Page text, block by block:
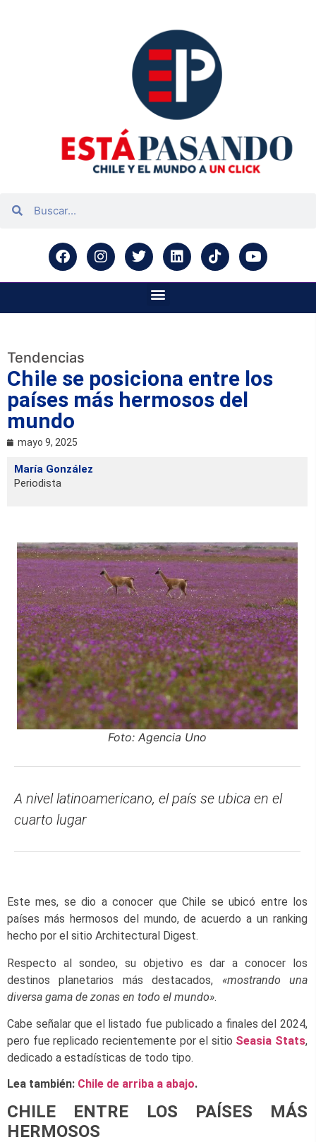
Tendencias
Chile se posiciona entre los
países más hermosos del
mundo
mayo 9, 2025
María González
Periodista
Foto: Agencia Uno
A nivel latinoamericano, el país se ubica en el
cuarto lugar
Este mes, se dio a conocer que Chile se ubicó entre los
países más hermosos del mundo, de acuerdo a un ranking
hecho por el sitio Architectural Digest.
Respecto al sondeo, su objetivo es dar a conocer los
destinos planetarios más destacados, «mostrando una
diversa gama de zonas en todo el mundo».
Cabe señalar que el listado fue publicado a finales del 2024,
pero fue replicado recientemente por el sitio Seasia Stats,
dedicado a estadísticas de todo tipo.
Lea también: Chile de arriba a abajo.
CHILE ENTRE LOS PAÍSES MÁS
HERMOSOS